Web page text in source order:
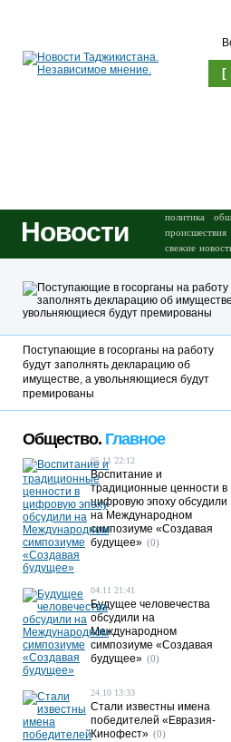
[
Новости политика
происшествия
свежие
Поступающие в госорганы на работу
будут заполнять декларацию об
имуществе, а увольняющиеся будут
премированы
Общество. Главное
05.11 22:12
Воспитание и
традиционные ценности в
цифровую эпоху обсудили
на Международном
симпозиуме «Создавая
будущее» (0)
04.11 21:41
Будущее человечества
обсудили на
Международном
симпозиуме «Создавая
будущее» (0)
24.10 13:33
Стали известны имена
победителей «Евразия-
Кинофест» (0)